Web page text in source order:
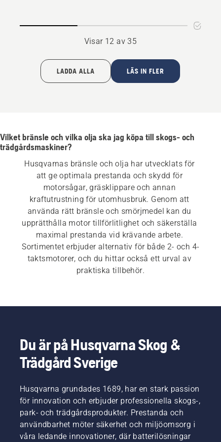
Visar 12 av 35
LADDA ALLA LÄS IN FLER
Vilket bränsle och vilka olja ska jag köpa till skogs- och
trädgårdsmaskiner?
Husqvarnas bränsle och olja har utvecklats för
att ge optimala prestanda och skydd för
motorsågar, gräsklippare och annan
kraftutrustning för utomhusbruk. Genom att
använda rätt bränsle och smörjmedel kan du
upprätthålla motor tillförlitlighet och säkerställa
maximal prestanda vid krävande arbete.
Sortimentet erbjuder alternativ för både 2- och 4-
taktsmotorer, och du hittar också ett urval av
praktiska tillbehör.
Du är på Husqvarna Skog &
Trädgård Sverige
Husqvarna grundades 1689, har en stark passion
för innovation och erbjuder professionella skogs-,
park- och trädgårdsprodukter. Prestanda och
användbarhet möter säkerhet och miljöomsorg i
våra ledande innovationer, där batterilösningar